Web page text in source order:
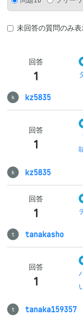
未回答の質問のみ
回答
1
k kz5835
回答
1
k kz5835
回答
1
t tanakasho
回答
1
t tanaka159357